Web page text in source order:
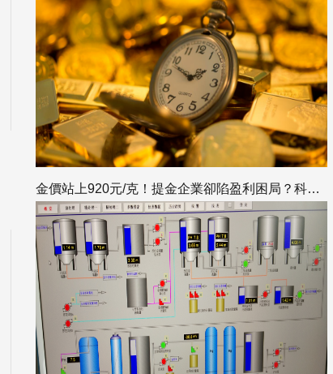
金價站上920元/克！提金企業卻陷盈利困局？科海思實力破解黃金回收難題